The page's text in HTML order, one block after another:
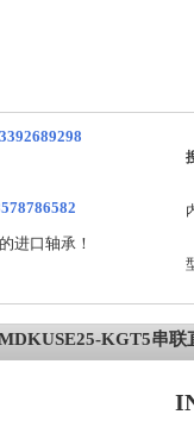
进口轴承！
KGT5串联